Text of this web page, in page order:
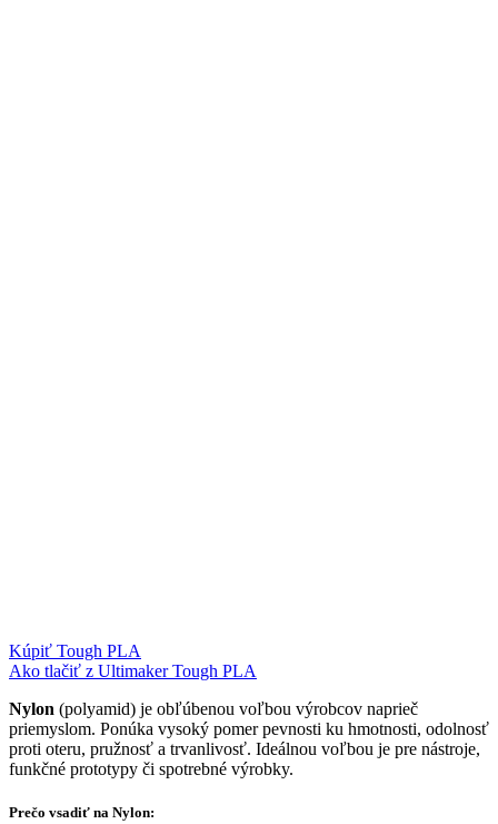
Kúpiť Tough PLA
Ako tlačiť z Ultimaker Tough PLA
Nylon (polyamid) je obľúbenou voľbou výrobcov naprieč
priemyslom. Ponúka vysoký pomer pevnosti ku hmotnosti, odolnosť
proti oteru, pružnosť a trvanlivosť. Ideálnou voľbou je pre nástroje,
funkčné prototypy či spotrebné výrobky.
Prečo vsadiť na Nylon: